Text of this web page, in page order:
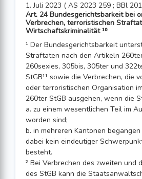
1. Juli 2023 ( AS 2023 259 ; BBl
Art. 24 Bundesgerichtsbarkeit bei
Verbrechen, terroristischen
Wirtschaftskriminalität ¹⁰
¹ Der Bundesgerichtsbarkeit
Straftaten nach den Artikeln
260sexies, 305bis, 305ter und
StGB¹¹ sowie die Verbrechen, die
oder terroristischen Organisation
260ter StGB ausgehen, wenn die
a. zu einem wesentlichen Teil im
worden sind;
b. in mehreren Kantonen
dabei kein eindeutiger
besteht.
² Bei Verbrechen des zweiten und
des StGB kann die